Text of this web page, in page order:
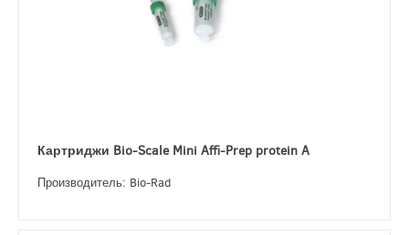
Картриджи Bio-Scale Mini Affi-Prep protein A
Производитель: Bio-Rad